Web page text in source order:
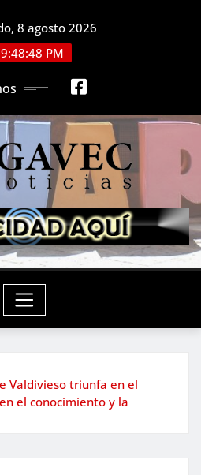
8 agosto 2026
9:48:50 PM
Valdivieso triunfa en el
el conocimiento y la